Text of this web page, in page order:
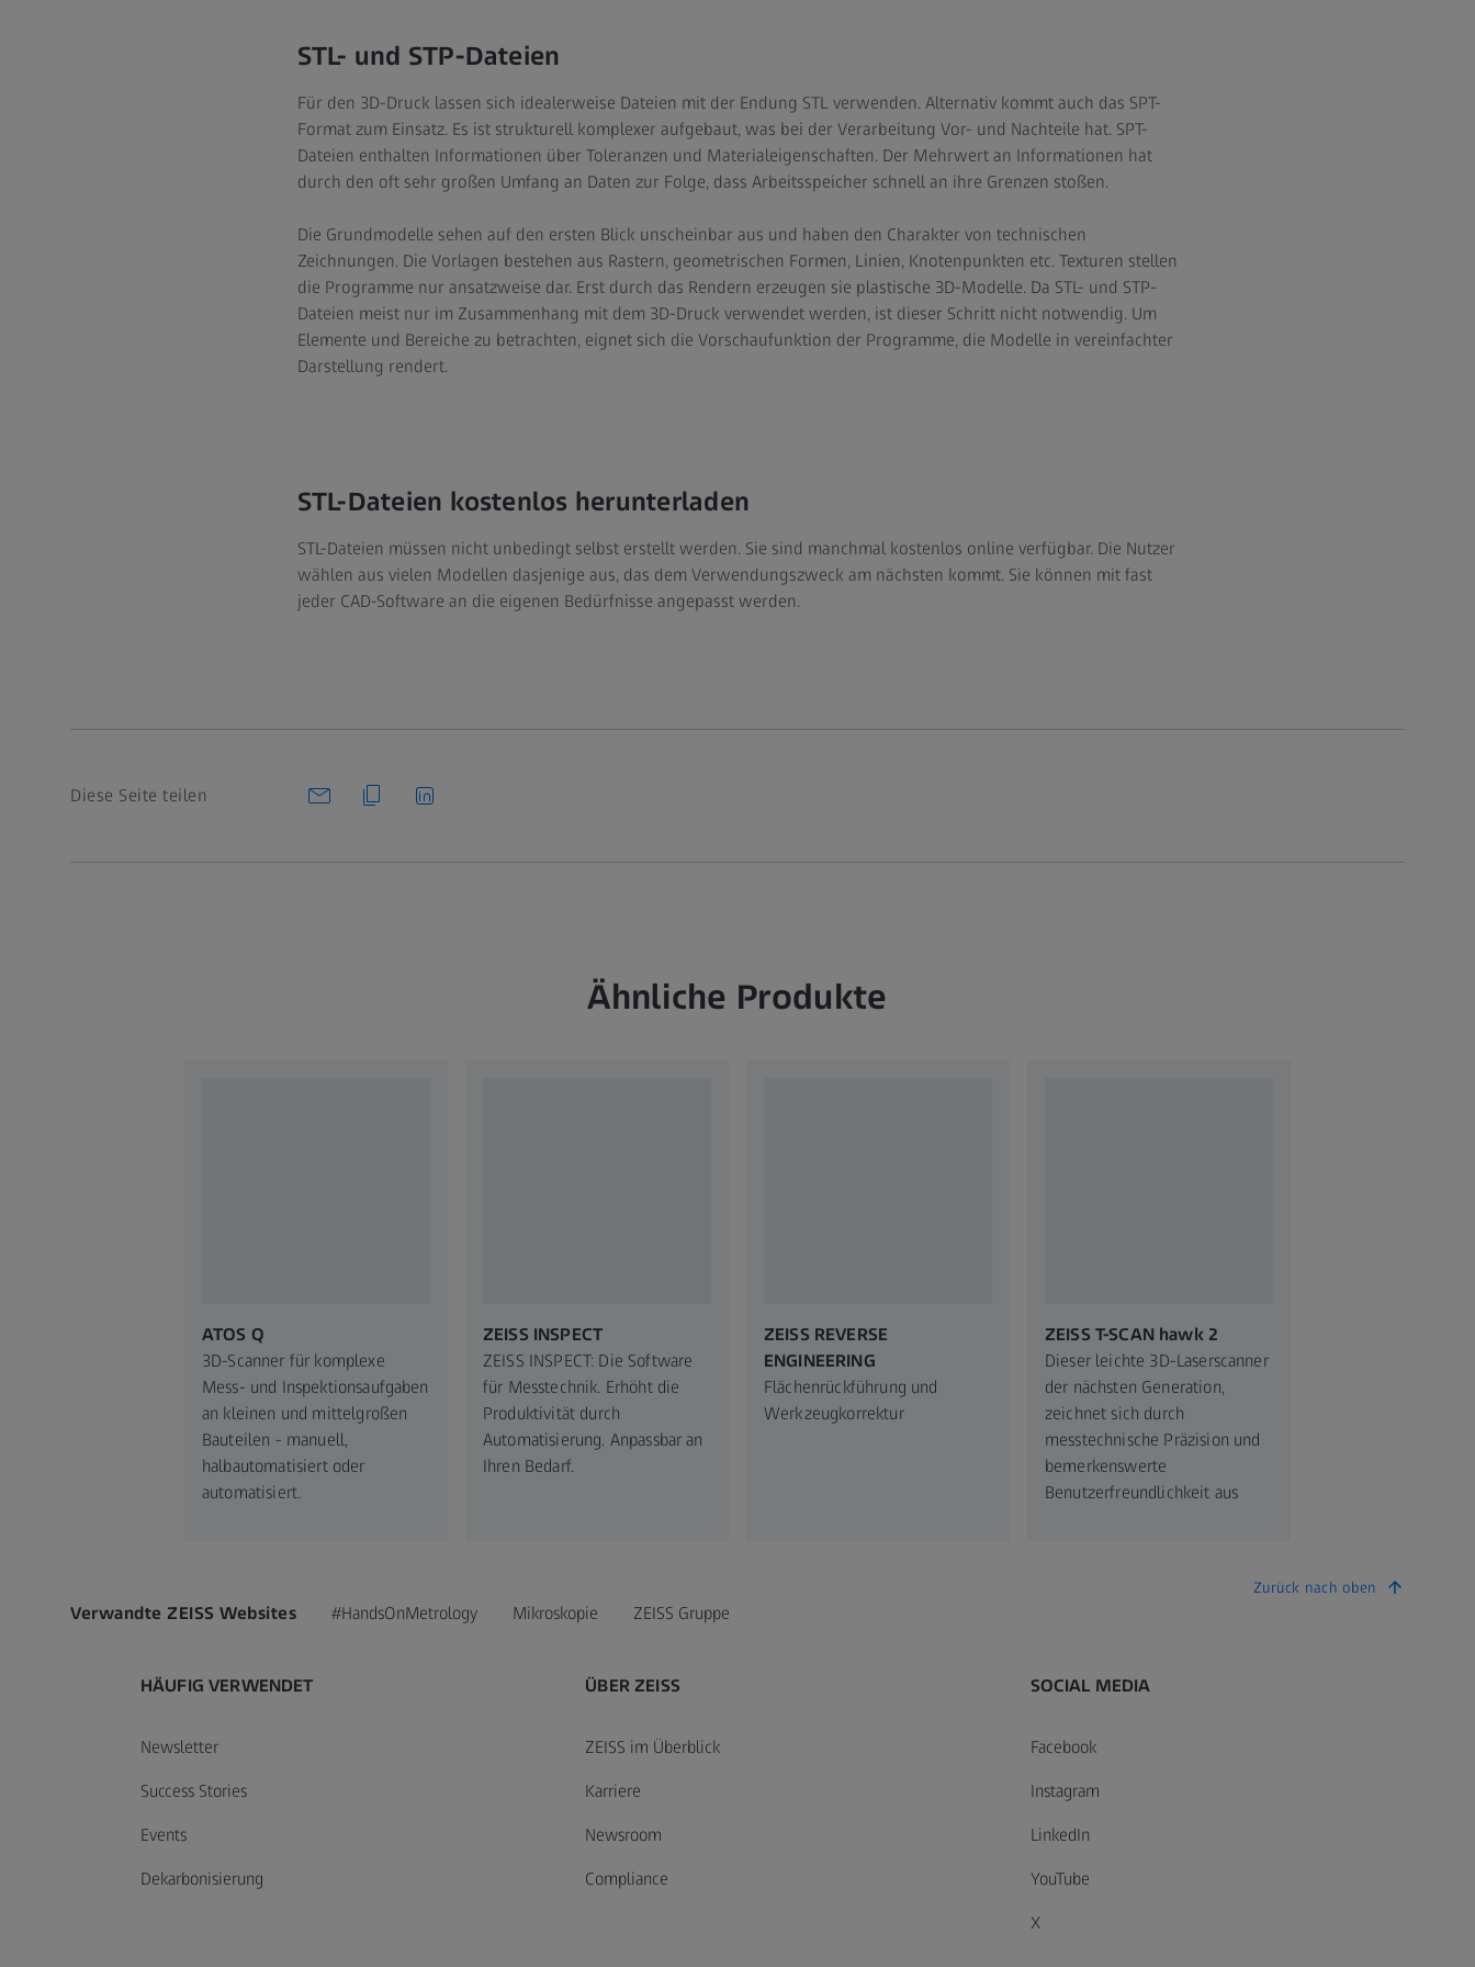
STL- und STP-Dateien
Für den 3D-Druck lassen sich idealerweise Dateien mit der Endung STL verwenden. Alternativ kommt auch das SPT-
Format zum Einsatz. Es ist strukturell komplexer aufgebaut, was bei der Verarbeitung Vor- und Nachteile hat. SPT-
Dateien enthalten Informationen über Toleranzen und Materialeigenschaften. Der Mehrwert an Informationen hat
durch den oft sehr großen Umfang an Daten zur Folge, dass Arbeitsspeicher schnell an ihre Grenzen stoßen.
Die Grundmodelle sehen auf den ersten Blick unscheinbar aus und haben den Charakter von technischen
Zeichnungen. Die Vorlagen bestehen aus Rastern, geometrischen Formen, Linien, Knotenpunkten etc. Texturen stellen
die Programme nur ansatzweise dar. Erst durch das Rendern erzeugen sie plastische 3D-Modelle. Da STL- und STP-
Dateien meist nur im Zusammenhang mit dem 3D-Druck verwendet werden, ist dieser Schritt nicht notwendig. Um
Elemente und Bereiche zu betrachten, eignet sich die Vorschaufunktion der Programme, die Modelle in vereinfachter
Darstellung rendert.
STL-Dateien kostenlos herunterladen
STL-Dateien müssen nicht unbedingt selbst erstellt werden. Sie sind manchmal kostenlos online verfügbar. Die Nutzer
wählen aus vielen Modellen dasjenige aus, das dem Verwendungszweck am nächsten kommt. Sie können mit fast
jeder CAD-Software an die eigenen Bedürfnisse angepasst werden.
Diese Seite teilen
Ähnliche Produkte
ATOS Q
3D-Scanner für komplexe
Mess- und Inspektionsaufgaben
an kleinen und mittelgroßen
Bauteilen - manuell,
halbautomatisiert oder
automatisiert.
ZEISS INSPECT
ZEISS INSPECT: Die Software
für Messtechnik. Erhöht die
Produktivität durch
Automatisierung. Anpassbar an
Ihren Bedarf.
ZEISS REVERSE
ENGINEERING
Flächenrückführung und
Werkzeugkorrektur
ZEISS T-SCAN hawk 2
Dieser leichte 3D-Laserscanner
der nächsten Generation,
zeichnet sich durch
messtechnische Präzision und
bemerkenswerte
Benutzerfreundlichkeit aus
Zurück nach oben
Verwandte ZEISS Websites #HandsOnMetrology Mikroskopie ZEISS Gruppe
HÄUFIG VERWENDET
Newsletter
Success Stories
Events
Dekarbonisierung
ÜBER ZEISS
ZEISS im Überblick
Karriere
Newsroom
Compliance
SOCIAL MEDIA
Facebook
Instagram
LinkedIn
YouTube
X